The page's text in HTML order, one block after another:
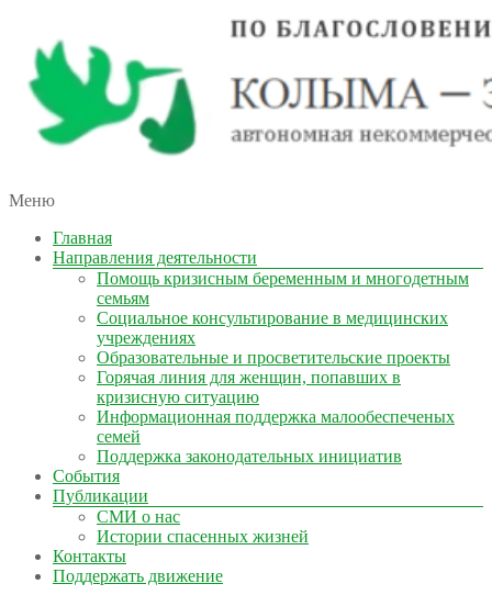
КОЛЫМА — ЗА ЖИЗНЬ
автономная некоммерческая организация
Меню
Главная
Направления деятельности
Помощь кризисным беременным и многодетным
семьям
Социальное консультирование в медицинских
учреждениях
Образовательные и просветительские проекты
Горячая линия для женщин, попавших в
кризисную ситуацию
Информационная поддержка малообеспеченых
семей
Поддержка законодательных инициатив
События
Публикации
СМИ о нас
Истории спасенных жизней
Контакты
Поддержать движение